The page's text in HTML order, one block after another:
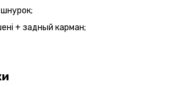
+ задный карман;